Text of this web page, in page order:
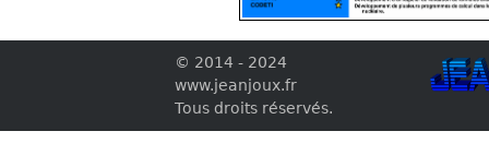
© 2014 - 2024
www.jeanjoux.fr
Tous droits réservés.